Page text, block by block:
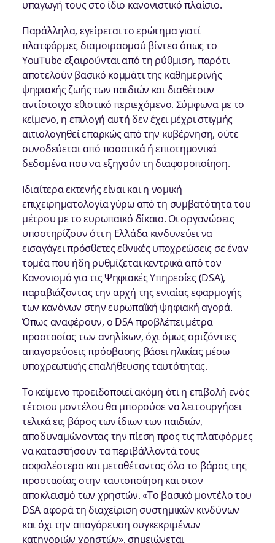
υπαγωγή τους στο ίδιο κανονιστικό πλαίσιο.
Παράλληλα, εγείρεται το ερώτημα γιατί
πλατφόρμες διαμοιρασμού βίντεο όπως το
YouTube εξαιρούνται από τη ρύθμιση, παρότι
αποτελούν βασικό κομμάτι της καθημερινής
ψηφιακής ζωής των παιδιών και διαθέτουν
αντίστοιχο εθιστικό περιεχόμενο. Σύμφωνα με το
κείμενο, η επιλογή αυτή δεν έχει μέχρι στιγμής
αιτιολογηθεί επαρκώς από την κυβέρνηση, ούτε
συνοδεύεται από ποσοτικά ή επιστημονικά
δεδομένα που να εξηγούν τη διαφοροποίηση.
Ιδιαίτερα εκτενής είναι και η νομική
επιχειρηματολογία γύρω από τη συμβατότητα του
μέτρου με το ευρωπαϊκό δίκαιο. Οι οργανώσεις
υποστηρίζουν ότι η Ελλάδα κινδυνεύει να
εισαγάγει πρόσθετες εθνικές υποχρεώσεις σε έναν
τομέα που ήδη ρυθμίζεται κεντρικά από τον
Κανονισμό για τις Ψηφιακές Υπηρεσίες (DSA),
παραβιάζοντας την αρχή της ενιαίας εφαρμογής
των κανόνων στην ευρωπαϊκή ψηφιακή αγορά.
Όπως αναφέρουν, ο DSA προβλέπει μέτρα
προστασίας των ανηλίκων, όχι όμως οριζόντιες
απαγορεύσεις πρόσβασης βάσει ηλικίας μέσω
υποχρεωτικής επαλήθευσης ταυτότητας.
Το κείμενο προειδοποιεί ακόμη ότι η επιβολή ενός
τέτοιου μοντέλου θα μπορούσε να λειτουργήσει
τελικά εις βάρος των ίδιων των παιδιών,
αποδυναμώνοντας την πίεση προς τις πλατφόρμες
να καταστήσουν τα περιβάλλοντά τους
ασφαλέστερα και μεταθέτοντας όλο το βάρος της
προστασίας στην ταυτοποίηση και στον
αποκλεισμό των χρηστών. «Το βασικό μοντέλο του
DSA αφορά τη διαχείριση συστημικών κινδύνων
και όχι την απαγόρευση συγκεκριμένων
κατηγοριών χρηστών», σημειώνεται